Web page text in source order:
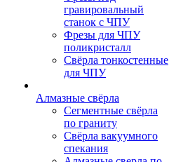
гравировальный
станок с ЧПУ
Фрезы для ЧПУ
поликристалл
Свёрла тонкостенные
для ЧПУ
Алмазные свёрла
Сегментные свёрла
по граниту
Свёрла вакуумного
спекания